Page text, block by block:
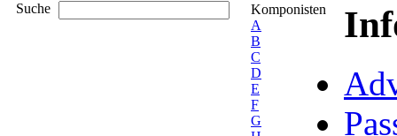
Suche
Komponisten
A
B
C
D
E
F
G